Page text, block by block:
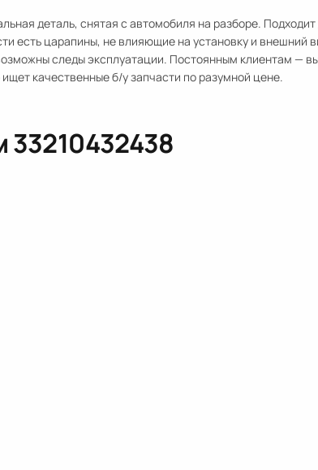
деталь, снятая с автомобиля на разборе. Подходит
есть царапины, не влияющие на установку и внешний
следы эксплуатации. Постоянным клиентам —
качественные б/у запчасти по разумной цене.
33210432438